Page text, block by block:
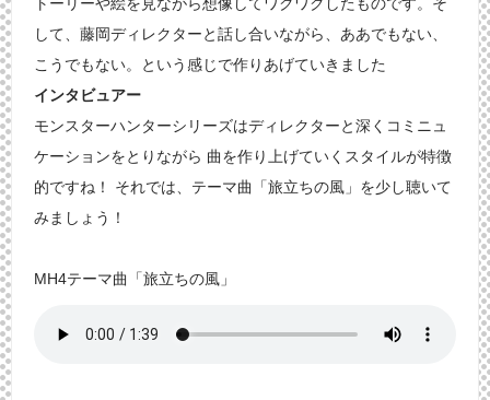
して、藤岡ディレクターと話し合いながら、ああでもない、
こうでもない。という感じで作りあげていきました
インタビュアー
モンスターハンターシリーズはディレクターと深くコミニュ
ケーションをとりながら 曲を作り上げていくスタイルが特徴
的ですね！ それでは、テーマ曲「旅立ちの風」を少し聴いて
みましょう！
MH4テーマ曲「旅立ちの風」